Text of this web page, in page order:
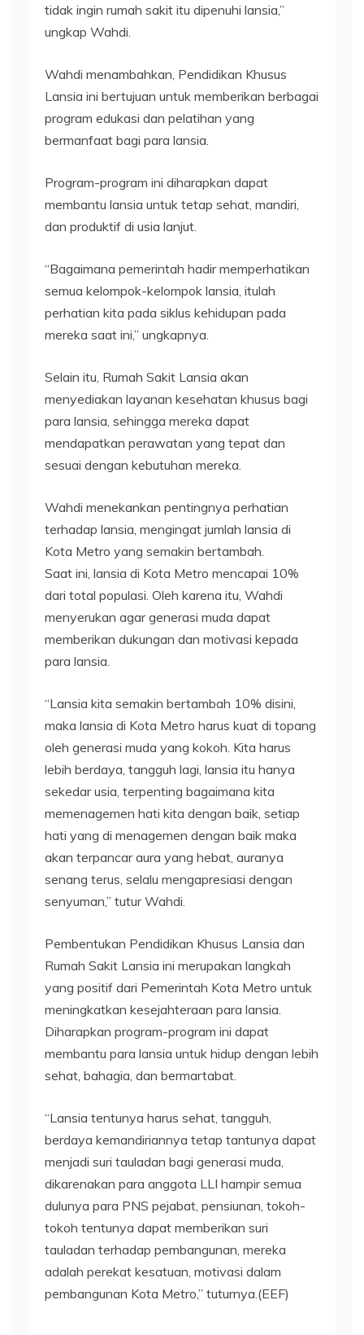
tidak ingin rumah sakit itu dipenuhi lansia,”
ungkap Wahdi.
Wahdi menambahkan, Pendidikan Khusus
Lansia ini bertujuan untuk memberikan berbagai
program edukasi dan pelatihan yang
bermanfaat bagi para lansia.
Program-program ini diharapkan dapat
membantu lansia untuk tetap sehat, mandiri,
dan produktif di usia lanjut.
“Bagaimana pemerintah hadir memperhatikan
semua kelompok-kelompok lansia, itulah
perhatian kita pada siklus kehidupan pada
mereka saat ini,” ungkapnya.
Selain itu, Rumah Sakit Lansia akan
menyediakan layanan kesehatan khusus bagi
para lansia, sehingga mereka dapat
mendapatkan perawatan yang tepat dan
sesuai dengan kebutuhan mereka.
Wahdi menekankan pentingnya perhatian
terhadap lansia, mengingat jumlah lansia di
Kota Metro yang semakin bertambah.
Saat ini, lansia di Kota Metro mencapai 10%
dari total populasi. Oleh karena itu, Wahdi
menyerukan agar generasi muda dapat
memberikan dukungan dan motivasi kepada
para lansia.
“Lansia kita semakin bertambah 10% disini,
maka lansia di Kota Metro harus kuat di topang
oleh generasi muda yang kokoh. Kita harus
lebih berdaya, tangguh lagi, lansia itu hanya
sekedar usia, terpenting bagaimana kita
memenagemen hati kita dengan baik, setiap
hati yang di menagemen dengan baik maka
akan terpancar aura yang hebat, auranya
senang terus, selalu mengapresiasi dengan
senyuman,” tutur Wahdi.
Pembentukan Pendidikan Khusus Lansia dan
Rumah Sakit Lansia ini merupakan langkah
yang positif dari Pemerintah Kota Metro untuk
meningkatkan kesejahteraan para lansia.
Diharapkan program-program ini dapat
membantu para lansia untuk hidup dengan lebih
sehat, bahagia, dan bermartabat.
“Lansia tentunya harus sehat, tangguh,
berdaya kemandiriannya tetap tantunya dapat
menjadi suri tauladan bagi generasi muda,
dikarenakan para anggota LLI hampir semua
dulunya para PNS pejabat, pensiunan, tokoh-
tokoh tentunya dapat memberikan suri
tauladan terhadap pembangunan, mereka
adalah perekat kesatuan, motivasi dalam
pembangunan Kota Metro,” tuturnya.(EEF)